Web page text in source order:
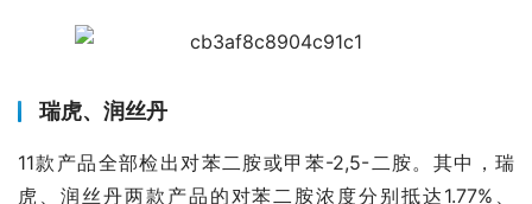
瑞虎、润丝丹
11款产品全部检出对苯二胺或甲苯-2,5-二胺。其中，瑞
虎、润丝丹两款产品的对苯二胺浓度分别抵达1.77%、